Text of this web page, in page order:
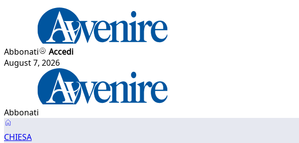
Abbonati
Accedi
August 7, 2026
Abbonati
CHIESA